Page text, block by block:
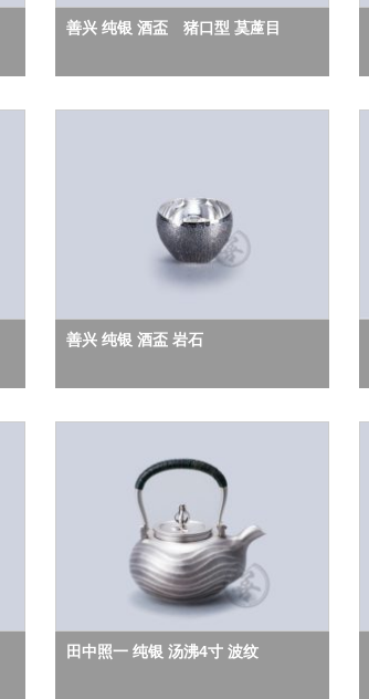
善兴 纯银 酒盃 猪口型 茣蓙目
善兴 纯银 酒盃 岩石
田中照一 纯银 汤沸4寸 波纹